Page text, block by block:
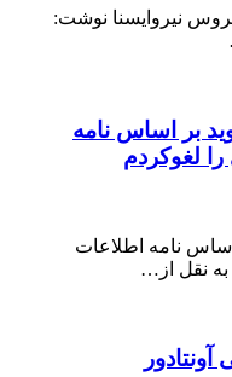
نیروایسنا نوشت:
بر اساس نامه
لغوکردم
نامه اطلاعات
به نقل از…